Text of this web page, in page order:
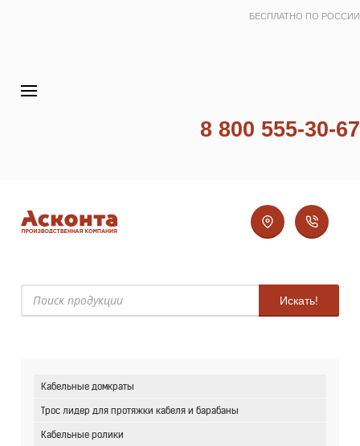
БЕСПЛАТНО ПО РОССИИ
8 800 555-30-67
Искать!
Кабельные домкраты
Трос лидер для протяжки кабеля и барабаны
Кабельные ролики